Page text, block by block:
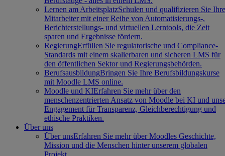
Lernen am ArbeitsplatzSchulen und qualifizieren Sie Ihre
Mitarbeiter mit einer Reihe von Automatisierungs-,
Berichterstellungs- und virtuellen Lerntools, die Zeit
sparen und Ergebnisse fördern.
RegierungErfüllen Sie regulatorische und Compliance-
Standards mit einem skalierbaren und sicheren LMS für
den öffentlichen Sektor und Regierungsbehörden.
BerufsausbildungBringen Sie Ihre Berufsbildungskurse
mit Moodle LMS online.
Moodle und KIErfahren Sie mehr über den
menschenzentrierten Ansatz von Moodle bei KI und
Engagement für Transparenz, Gleichberechtigung und
ethische Praktiken.
Über uns
Über unsErfahren Sie mehr über Moodles Geschichte,
Mission und die Menschen hinter unserem globalen
Projekt.